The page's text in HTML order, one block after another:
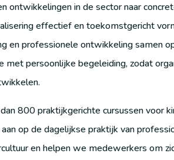
ontwikkelingen in de sector naar
effectief en toekomstgericht
en professionele ontwikkeling samen
met persoonlijke begeleiding, zodat
800 praktijkgerichte cursussen voor
op de dagelijkse praktijk van
en helpen we medewerkers om